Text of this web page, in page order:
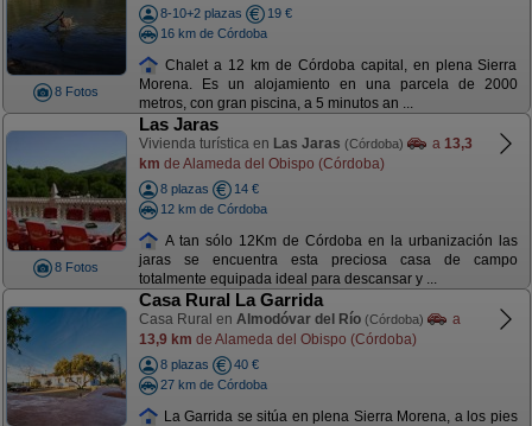
8 Fotos
8-10+2 plazas
19 €
16 km de Córdoba
Chalet a 12 km de Córdoba capital, en plena Sierra
Morena. Es un alojamiento en una parcela de 2000
metros, con gran piscina, a 5 minutos an ...
8 Fotos
Las Jaras
Vivienda turística en Las Jaras (Córdoba) a 13,3
km de Alameda del Obispo (Córdoba)
8 plazas
14 €
12 km de Córdoba
A tan sólo 12Km de Córdoba en la urbanización las
jaras se encuentra esta preciosa casa de campo
totalmente equipada ideal para descansar y ...
Casa Rural La Garrida
Casa Rural en Almodóvar del Río (Córdoba)
a
13,9 km de Alameda del Obispo (Córdoba)
8 plazas
40 €
27 km de Córdoba
La Garrida se sitúa en plena Sierra Morena, a los pies